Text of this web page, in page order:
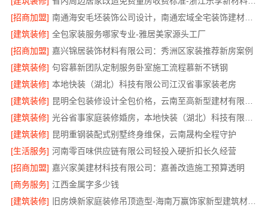
[招商加盟]
南通海安毛坯装饰公司设计，南通宏域全宅装饰建材有限公司
[建筑装修] 全包家装服务哪家专业-雅居美家源头工厂
[招商加盟] 嘉兴锦居装饰材料有限公司：秀洲区家装推荐新房案例
[建筑装修] 句容慕新团队定制服务卧室施工流程慕新不锈钢
[建筑装修] 本地快装（湖北）科技有限公司江汉省事家装老房
[建筑装修]
[建筑装修]
[建筑装修] 昆明重钢装配式别墅终身维保，云南晟构全程守护
[生活服务] 河南零百味供应链有限公司轻投入硬折扣长久经营
[招商加盟] 嘉兴家美建材科技有限公司：嘉善改造施工预算透明
[商务服务] 江西金属字多少钱
[建筑装修]
旧房焕新家庭装修吊顶造型-海南万赢饰家新型建筑材料有限公司